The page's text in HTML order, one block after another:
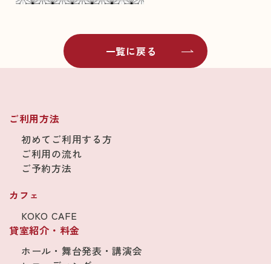
一覧に戻る
ご利用方法
初めてご利用する方
ご利用の流れ
ご予約方法
カフェ
KOKO CAFE
貸室紹介・料金
ホール・舞台発表・講演会